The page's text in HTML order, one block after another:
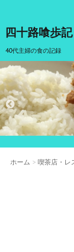
四十路喰歩記
40代主婦の食の記録
ホーム > 喫茶店・レ